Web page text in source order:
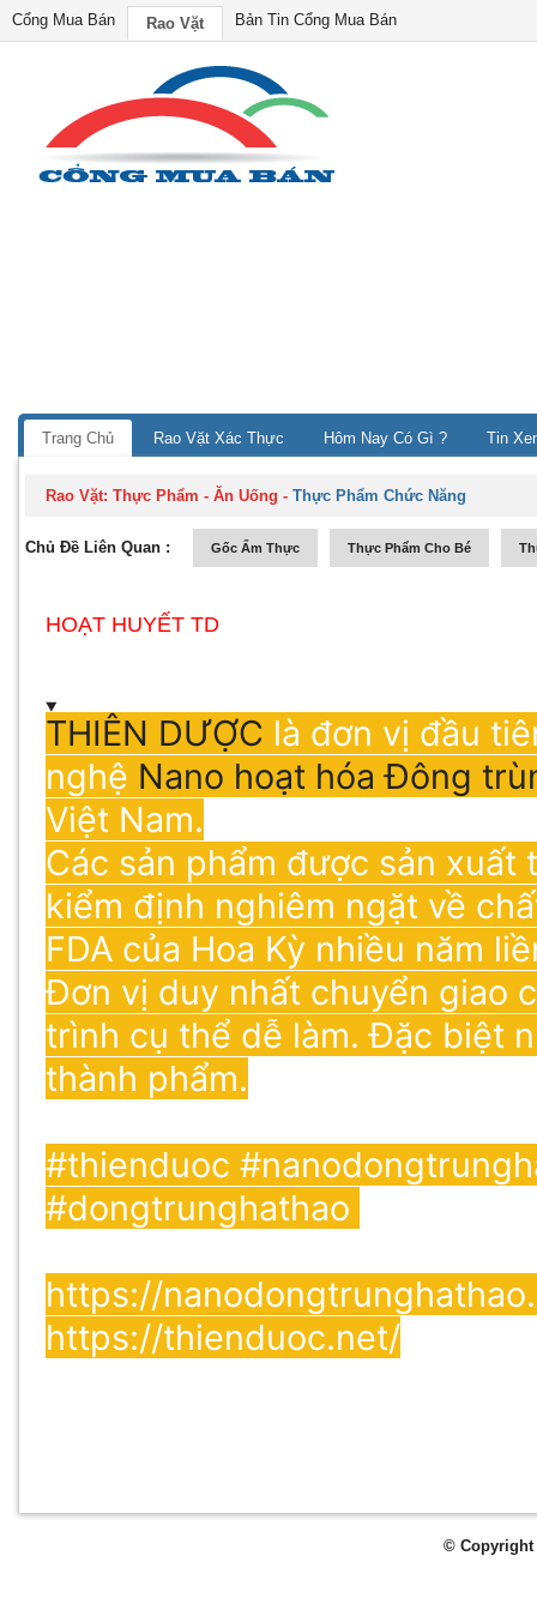
Cổng Mua Bán Rao Vặt Bản Tin Cổng Mua Bán
Trang Chủ Rao Vặt Xác Thực Hôm Nay Có Gì ? Tin
Rao Vặt:Thực Phẩm - Ăn Uống -Thực Phẩm Chức Năng
Chủ Đề Liên Quan : Gốc Ẩm Thực Thực Phẩm Cho Bé
HOẠT HUYẾT TD
THIÊN DƯỢC là đơn vị đầu
nghệ Nano hoạt hóa Đông
Việt Nam.
Các sản phẩm được sản xuất
kiểm định nghiêm ngặt về
FDA của Hoa Kỳ nhiều năm
Đơn vị duy nhất chuyển giao
trình cụ thể dễ làm. Đặc biệt
thành phẩm.
#thienduoc
#dongtrunghathao
https://
https://thienduoc.net/
© Copyright